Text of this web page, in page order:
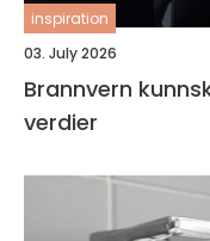
inspiration
03. July 2026
Brannvern kunnskap som redder liv og
verdier